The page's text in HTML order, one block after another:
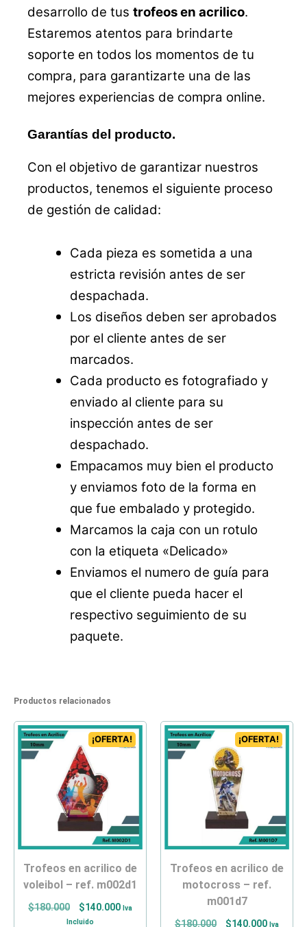
desarrollo de tus trofeos en acrilico.
Estaremos atentos para brindarte
soporte en todos los momentos de tu
compra, para garantizarte una de las
mejores experiencias de compra online.
Garantías del producto.
Con el objetivo de garantizar nuestros
productos, tenemos el siguiente proceso
de gestión de calidad:
Cada pieza es sometida a una
estricta revisión antes de ser
despachada.
Los diseños deben ser aprobados
por el cliente antes de ser
marcados.
Cada producto es fotografiado y
enviado al cliente para su
inspección antes de ser
despachado.
Empacamos muy bien el producto
y enviamos foto de la forma en
que fue embalado y protegido.
Marcamos la caja con un rotulo
con la etiqueta «Delicado»
Enviamos el numero de guía para
que el cliente pueda hacer el
respectivo seguimiento de su
paquete.
Productos relacionados
¡OFERTA!
trofeos en acrilico de
voleibol – ref. m002d1
$180.000 $140.000 Iva
Incluido
¡OFERTA!
trofeos en acrilico de
motocross – ref.
m001d7
$180.000 $140.000 Iva